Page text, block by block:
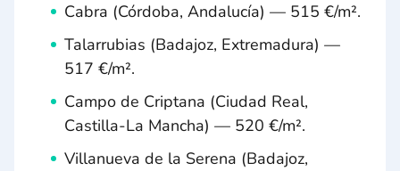
Cabra (Córdoba, Andalucía) — 515 €/m².
Talarrubias (Badajoz, Extremadura) —
517 €/m².
Campo de Criptana (Ciudad Real,
Castilla-La Mancha) — 520 €/m².
Villanueva de la Serena (Badajoz,